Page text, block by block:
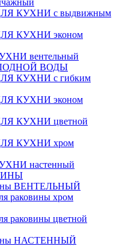
КУХНИ с выдвижным
КУХНИ эконом
вентельный
ВОДЫ
КУХНИ с гибким
КУХНИ эконом
КУХНИ цветной
КУХНИ хром
настенный
ВЕНТЕЛЬНЫЙ
раковины хром
цветной
НАСТЕННЫЙ